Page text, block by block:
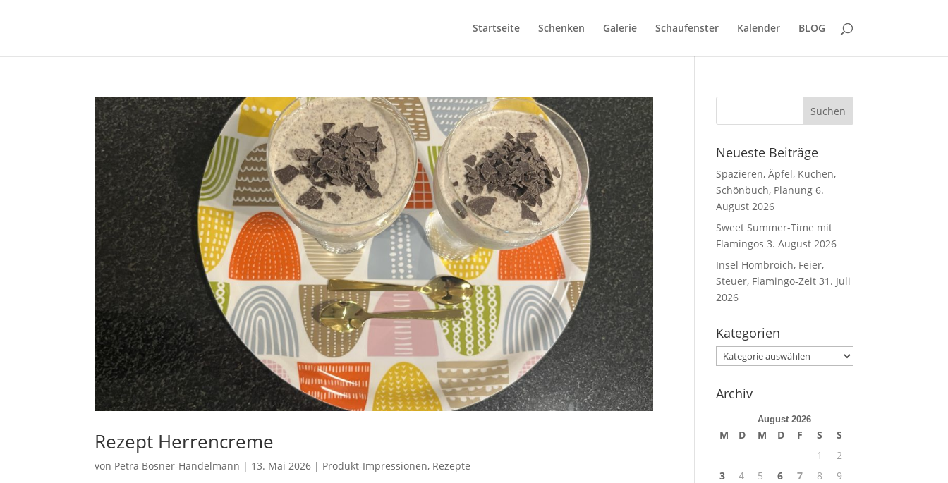
Startseite Schenken Galerie Schaufenster Kalender BLOG
Rezept Herrencreme
von Petra Bösner-Handelmann | 13. Mai 2026 | Produkt-Impressionen, Rezepte
Neueste Beiträge
Spazieren, Äpfel, Kuchen,
Schönbuch, Planung 6.
August 2026
Sweet Summer-Time mit
Flamingos 3. August 2026
Insel Hombroich, Feier,
Steuer, Flamingo-Zeit 31. Juli
2026
Kategorien
Kategorien
Archiv
August 2026
M D M D F S
S
1
2
3
4 5 6 7 8
9